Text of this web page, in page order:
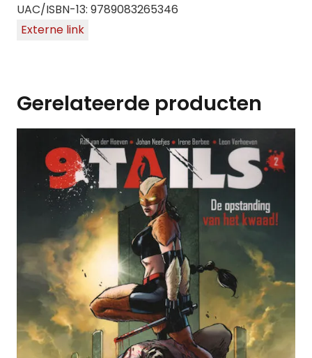
UAC/ISBN-13: 9789083265346
Externe link
Gerelateerde producten